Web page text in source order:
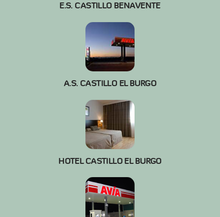
E.S. CASTILLO BENAVENTE
A.S. CASTILLO EL BURGO
HOTEL CASTILLO EL BURGO